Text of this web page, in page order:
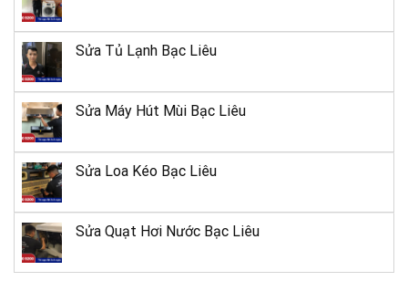
Sửa Tủ Lạnh Bạc Liêu
Sửa Máy Hút Mùi Bạc Liêu
Sửa Loa Kéo Bạc Liêu
Sửa Quạt Hơi Nước Bạc Liêu